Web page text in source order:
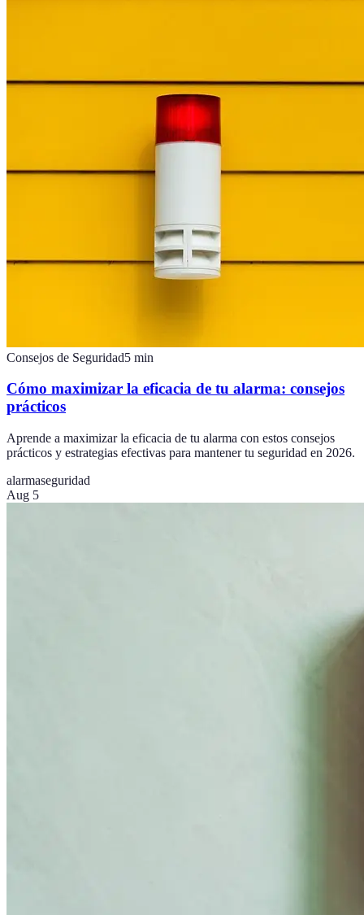
Consejos de Seguridad5 min
Cómo maximizar la eficacia de tu alarma: consejos
prácticos
Aprende a maximizar la eficacia de tu alarma con estos consejos
prácticos y estrategias efectivas para mantener tu seguridad en 2026.
alarmaseguridad
Aug 5